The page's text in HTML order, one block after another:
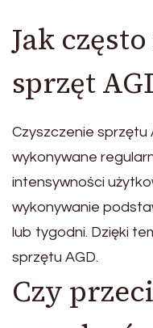
Jak
sprzęt
Czyszczenie sprzętu
wykonywane
intensywności
wykonywanie
lub tygodni. Dzięki
sprzętu AGD.
Czy